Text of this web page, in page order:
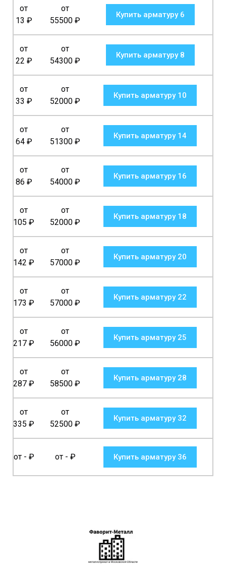
от
13 ₽
от
55500 ₽
Купить арматуру 6
от
22 ₽
от
54300 ₽
Купить арматуру 8
от
33 ₽
от
52000 ₽
Купить арматуру 10
от
64₽
от
51300 ₽
Купить арматуру 14
от
86 ₽
от
54000 ₽
Купить арматуру 16
от
105 ₽
от
52000 ₽
Купить арматуру 18
от
142 ₽
от
57000 ₽
Купить арматуру 20
от
173 ₽
от
57000 ₽
Купить арматуру 22
от
217 ₽
от
56000 ₽
Купить арматуру 25
от
287 ₽
от
58500 ₽
Купить арматуру 28
от
335 ₽
от
52500 ₽
Купить арматуру 32
от - ₽ от - ₽ Купить арматуру 36